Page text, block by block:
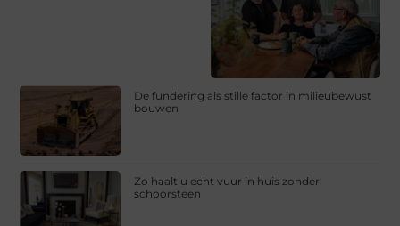
De fundering als stille factor in milieubewust
bouwen
Zo haalt u echt vuur in huis zonder
schoorsteen